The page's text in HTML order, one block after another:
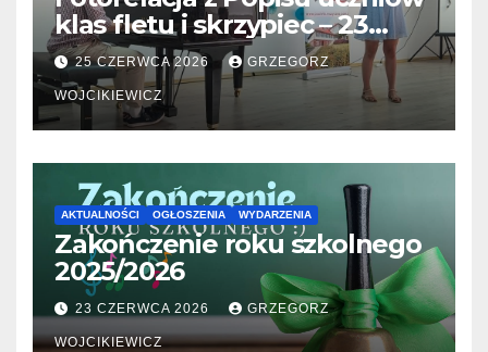
klas fletu i skrzypiec – 23
06.2026
25 CZERWCA 2026 GRZEGORZ
WOJCIKIEWICZ
AKTUALNOŚCI OGŁOSZENIA WYDARZENIA
Zakończenie roku szkolnego
2025/2026
23 CZERWCA 2026 GRZEGORZ
WOJCIKIEWICZ